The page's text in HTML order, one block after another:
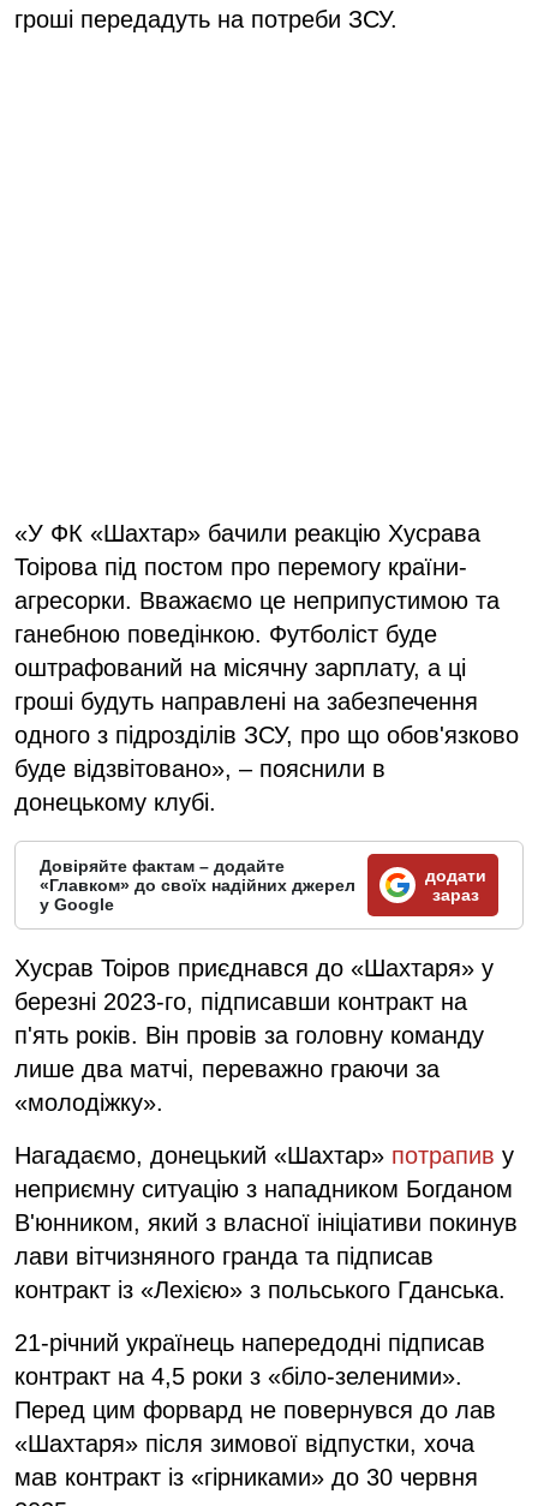
гроші передадуть на потреби ЗСУ.
«У ФК «Шахтар» бачили реакцію Хусрава
Тоірова під постом про перемогу країни-
агресорки. Вважаємо це неприпустимою та
ганебною поведінкою. Футболіст буде
оштрафований на місячну зарплату, а ці
гроші будуть направлені на забезпечення
одного з підрозділів ЗСУ, про що обов'язково
буде відзвітовано», – пояснили в
донецькому клубі.
Довіряйте фактам – додайте
«Главком» до своїх надійних джерел
у Google
додати
зараз
Хусрав Тоіров приєднався до «Шахтаря» у
березні 2023-го, підписавши контракт на
п'ять років. Він провів за головну команду
лише два матчі, переважно граючи за
«молодіжку».
Нагадаємо, донецький «Шахтар» потрапив у
неприємну ситуацію з нападником Богданом
В'юнником, який з власної ініціативи покинув
лави вітчизняного гранда та підписав
контракт із «Лехією» з польського Гданська.
21-річний українець напередодні підписав
контракт на 4,5 роки з «біло-зеленими».
Перед цим форвард не повернувся до лав
«Шахтаря» після зимової відпустки, хоча
мав контракт із «гірниками» до 30 червня